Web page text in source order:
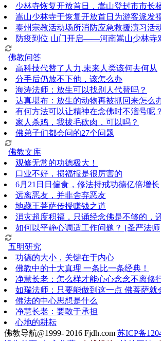
少林寺恢复开放首日，嵩山登封市市长
嵩山少林寺于恢复开放首日为游客派发
泰州宗教活动场所消防应急救援演习活
防疫到位 山门开启——河南嵩山少林寺
佛教问答
高科技代替了人力,未来人类该何去何从
分手后仍放不下他，该怎么办
海涛法师：放生可以找别人代替吗？
达真堪布：放生的动物再被抓回来怎么
有何方法可以让精神在念佛时不溜号呢？
家人杀鸡，我拔毛砍肉，可以吗？
佛弟子们都会问的27个问题
佛教文库
观修无常的功德极大！
口业不好，损福报是很厉害的
6月21日日偏食，修法持戒功德亿倍增长
远离恶友，并非舍弃恶友
地藏王菩萨传授赚钱之道
消灾超度积福，只诵经念佛是不够的，
如何以平静心调适工作问题？ [圣严法师
五明研究
功德的大小，关键在于内心
佛教中的十大真理 一条比一条经典！
净慧长老：怎么样才能心心念念不离修
如瑞法师：只要能做到这一点 佛菩萨就
佛法的中心思想是什么
净慧长老：要敢于承担
心地的耕耘
佛教导航@1999- 2016 Fjdh.com 苏ICP备